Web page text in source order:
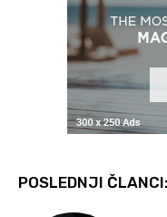
POSLEDNJI ČLANCI: